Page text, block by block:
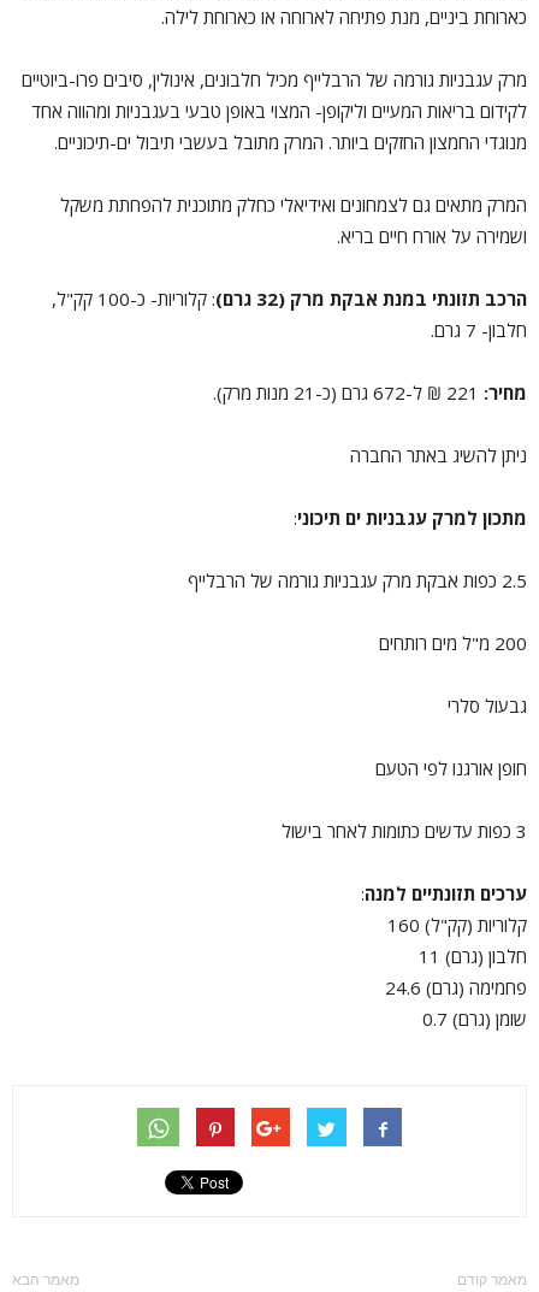
כארוחת ביניים, מנת פתיחה לארוחה או כארוחת לילה.
מרק עגבניות גורמה של הרבלייף מכיל חלבונים, אינולין, סיבים פרו-ביוטיים
לקידום בריאות המעיים וליקופן- המצוי באופן טבעי בעגבניות ומהווה אחד
מנוגדי החמצון החזקים ביותר. המרק מתובל בעשבי תיבול ים-תיכוניים.
המרק מתאים גם לצמחונים ואידיאלי כחלק מתוכנית להפחתת משקל
ושמירה על אורח חיים בריא.
הרכב תזונתי במנת אבקת מרק (32 גרם)
: קלוריות- כ-100 קק"ל,
חלבון- 7 גרם.
מחיר:
ניתן להשיג באתר החברה
מתכון למרק עגבניות ים תיכוני:
2.5 כפות אבקת מרק עגבניות גורמה של הרבלייף
200 מ"ל מים רותחים
גבעול סלרי
חופן אורגנו לפי הטעם
3 כפות עדשים כתומות לאחר בישול
ערכים תזונתיים למנה:
קלוריות (קק"ל) 160
חלבון (גרם) 11
פחמימה (גרם) 24.6
שומן (גרם) 0.7
מאמר קודם מאמר הבא